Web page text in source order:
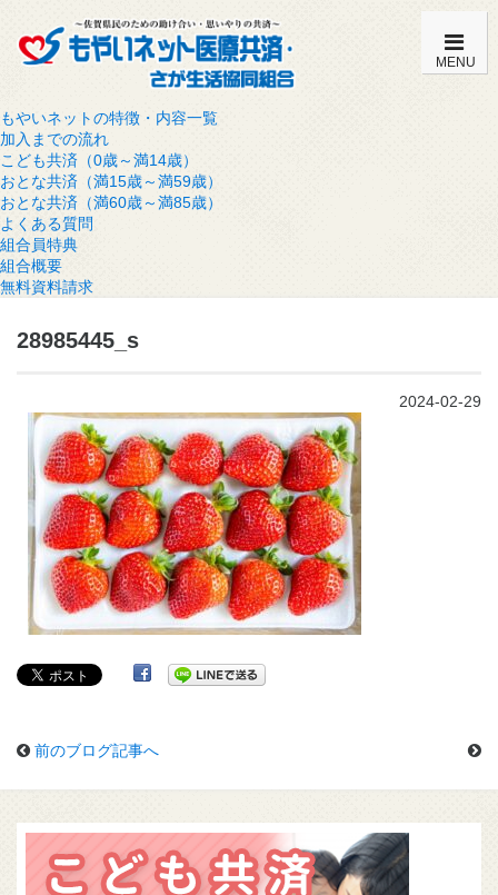
MENU
もやいネットの特徴・内容一覧
加入までの流れ
こども共済（0歳～満14歳）
おとな共済（満15歳～満59歳）
おとな共済（満60歳～満85歳）
よくある質問
組合員特典
組合概要
無料資料請求
28985445_s
2024-02-29
前のブログ記事へ